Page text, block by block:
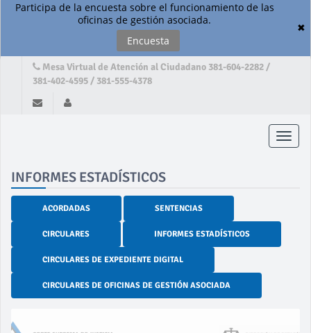
Participa de la encuesta sobre el funcionamiento de las
oficinas de gestión asociada.
Encuesta
✖
Mesa Virtual de Atención al Ciudadano 381-604-2282 /
381-402-4595 / 381-555-4378
Toggle
INFORMES ESTADÍSTICOS
ACORDADAS SENTENCIAS
CIRCULARES INFORMES ESTADÍSTICOS
CIRCULARES DE EXPEDIENTE DIGITAL
CIRCULARES DE OFICINAS DE GESTIÓN ASOCIADA